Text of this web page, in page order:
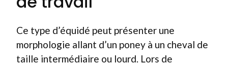
Ce type d’équidé peut présenter une
morphologie allant d’un poney à un cheval de
taille intermédiaire ou lourd. Lors de